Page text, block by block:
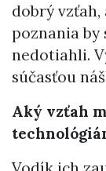
dobrý vzťah,
poznania by
nedotiahli.
súčasťou
Aký vzťah